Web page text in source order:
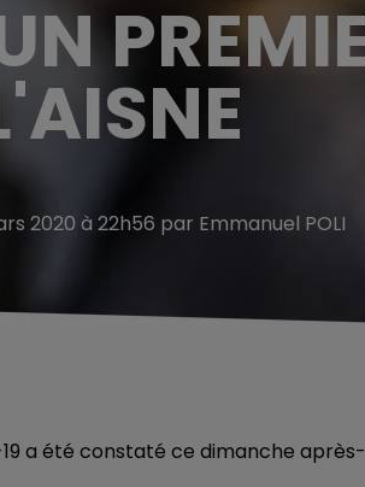
2020 à 22h56 par Emmanuel POLI
a été constaté ce dimanche après-